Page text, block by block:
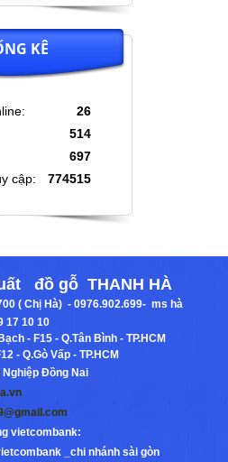
xoay cao cấp + 6
KÊ
cập:
26
514
697
774515
đồ gỗ THANH HÀ
( Chị Hà) - 0976.902.699- ms hà
17 10 10
- F15 - Q.Tân Bình - TP.HCM
- Q.Gò Vấp - TP.HCM
Đồng Nai
vietcombank:
_chi nhánh sài gòn